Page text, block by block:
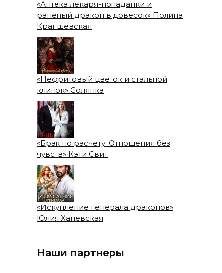
«Аптека лекаря-попаданки и
раненый дракон в довесок» Полина
Краншевская
«Нефритовый цветок и стальной
клинок» Солянка
«Брак по расчету. Отношения без
чувств» Кэти Свит
«Искупление генерала драконов»
Юлия Ханевская
Наши партнеры